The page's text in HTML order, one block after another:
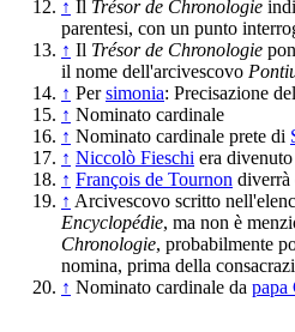
↑ Il Trésor de Chronologie
parentesi, con un punto
↑ Il Trésor de Chronologie
il nome dell'arcivescovo
↑ Persimonia: Precisazione del
↑ Nominato cardinale
↑ Nominato cardinale prete di
↑ Niccolò Fieschi era divenuto
↑ François de Tournon diverrà
↑ Arcivescovo scritto
Encyclopédie, ma non è
Chronologie, probabilmente
nomina, prima della
↑ Nominato cardinale da papa